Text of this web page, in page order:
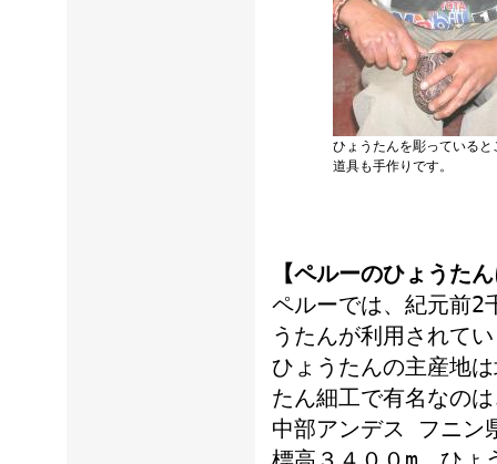
ひょうたんを彫っていると
道具も手作りです。
【ペルーのひょうた
ペルーでは、紀元前2
うたんが利用されて
ひょうたんの主産地
たん細工で有名なの
中部アンデス フニン